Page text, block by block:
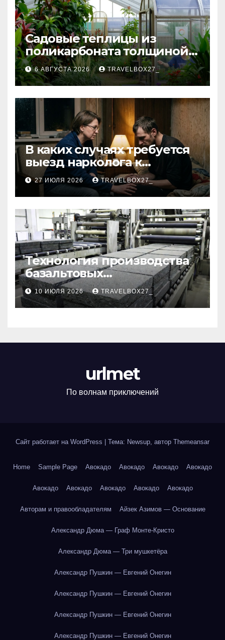
Садовые теплицы из
поликарбоната толщиной 4
и 6 мм
6 АВГУСТА 2026 TRAVELBOX27_
В каких случаях требуется
выезд нарколога к
пациенту
27 ИЮЛЯ 2026 TRAVELBOX27_
Технология производства
базальтовых
теплоизоляционных плит
по ГОСТ
10 ИЮЛЯ 2026 TRAVELBOX27_
urlmet
По волнам приключений
Сайт работает на WordPress Тема: Newsup, автор Themeansar
Home Sample Page Авокадо Авокадо Авокадо Авокадо
Авокадо Авокадо Авокадо Авокадо Авокадо
Авторам и правообладателям Айзек Азимов — Основание
Александр Дюма — Граф Монте-Кристо
Александр Дюма — Три мушкетёра
Александр Пушкин — Евгений Онегин
Александр Пушкин — Евгений Онегин
Александр Пушкин — Евгений Онегин
Александр Пушкин — Евгений Онегин